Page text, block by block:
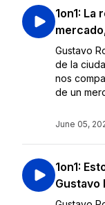
1on1: La
Gustavo
de la
nos
de un
June 05,
1on1:
Gustavo